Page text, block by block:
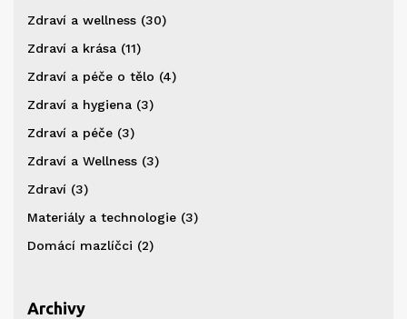
Zdraví a wellness (30)
Zdraví a krása (11)
Zdraví a péče o tělo (4)
Zdraví a hygiena (3)
Zdraví a péče (3)
Zdraví a Wellness (3)
Zdraví (3)
Materiály a technologie (3)
Domácí mazlíčci (2)
Archivy